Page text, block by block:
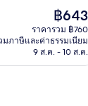
ราคา
ปัจจุบัน
คือ
฿643
฿643
ราคารวม ฿760
มภาษีและค่าธรรมเนียม
9 ส.ค. - 10 ส.ค.